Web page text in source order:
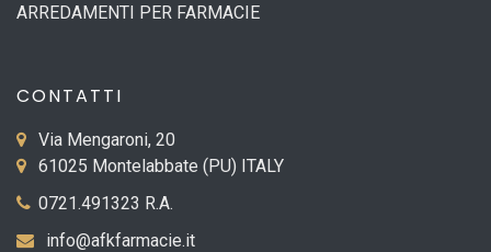
ARREDAMENTI PER FARMACIE
CONTATTI
Via Mengaroni, 20
61025 Montelabbate (PU) ITALY
0721.491323 R.A.
info@afkfarmacie.it